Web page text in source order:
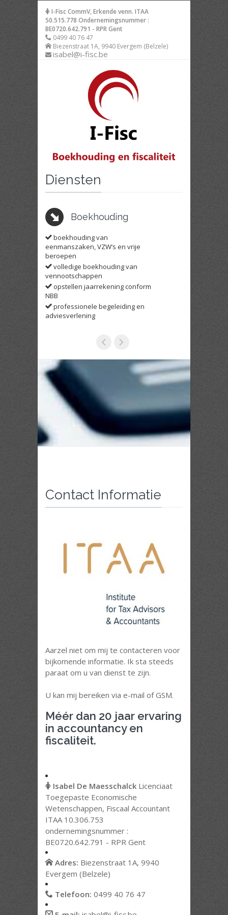
I-Fisc CommV, Erkende venn. ITAA
50.515.778 Ondernemingsnummer :
BE0720.642.791 - RPR Gent
0499 40 76 47
Biezenstraat 1A, 9940 Evergem (Belzele)
isabel@i-fisc.be
Diensten
Boekhouding
boekhouding van
eenmanszaken, VZW’s en vrije
beroepen
volledige boekhouding van
vennootschappen
opstellen jaarrekening conform
NBB
professionele begeleiding en
adviesverlening
opmaak
en
indienen
advies bij
Contact Informatie
Aarzel niet om mij te contacteren voor
bijkomende informatie. Ik sta steeds
paraat om u van dienst te zijn.
U kan mij bereiken via e-mail of GSM.
Méér dan 20 jaar ervaring
in accountancy en
fiscaliteit.
Isabel De Maesschalck Licenciaat
Toegepaste Economische
Wetenschappen, Fiscaal Accountant
ITAA 10.306.753
ondernemingsnummer :
BE0720.642.791 - RPR Gent
Adres: Biezenstraat 1A, 9940
Evergem (Belzele)
Telefoon: 0499 40 76 47